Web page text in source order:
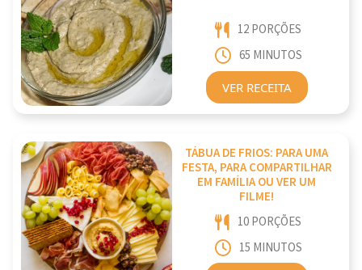
12 PORÇÕES
65 MINUTOS
VER RECEITA
TÁBUA DE FRIOS: PARA UMA
FESTA, PARA COMPARTILHAR
EM FAMÍLIA OU VER UM
FILME!
10 PORÇÕES
15 MINUTOS